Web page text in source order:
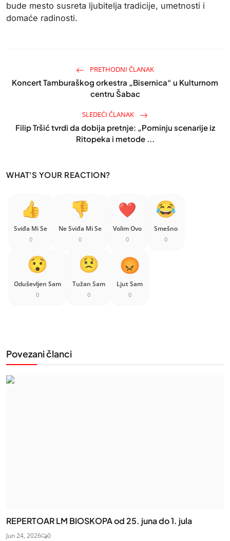
bude mesto susreta ljubitelja tradicije, umetnosti i
domaće radinosti.
PRETHODNI ČLANAK
Koncert Tamburaškog orkestra „Bisernica“ u Kulturnom
centru Šabac
SLEDEĆI ČLANAK
Filip Tršić tvrdi da dobija pretnje: „Pominju scenarije iz
Ritopeka i metode ...
WHAT'S YOUR REACTION?
Sviđa Mi Se
0
Ne Sviđa Mi Se
0
Volim Ovo
0
Smešno
0
Oduševljen Sam
0
Tužan Sam
0
Ljut Sam
0
Povezani članci
REPERTOAR LM BIOSKOPA od 25. juna do 1. jula
Jun 24, 2026 0